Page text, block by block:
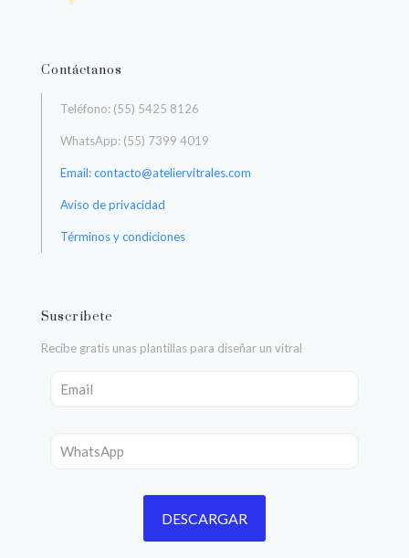
Contáctanos
Teléfono: (55) 5425 8126
WhatsApp: (55) 7399 4019
Email: contacto@ateliervitrales.com
Aviso de privacidad
Términos y condiciones
Suscríbete
Recibe gratis unas plantillas para diseñar un vitral